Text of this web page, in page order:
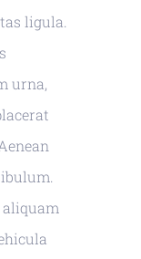
ligula.
urna,
aliquam